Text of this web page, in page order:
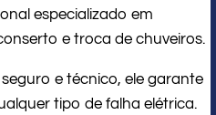
especializado em
e troca de chuveiros.
e técnico, ele garante
tipo de falha elétrica.